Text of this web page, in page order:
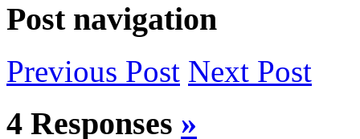
Post navigation
Previous Post Next Post
4 Responses »